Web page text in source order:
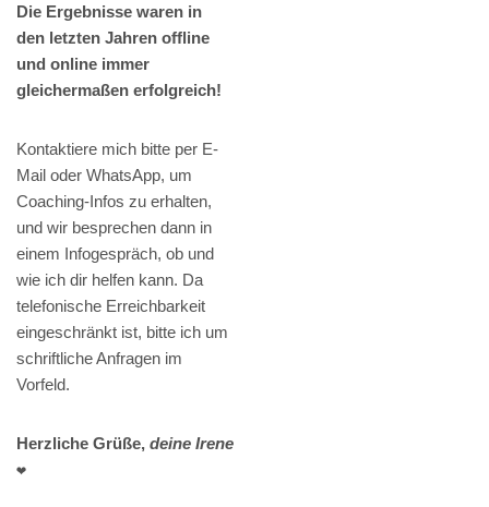
Die Ergebnisse waren in
den letzten Jahren offline
und online immer
gleichermaßen erfolgreich!
Kontaktiere mich bitte per E-
Mail oder WhatsApp, um
Coaching-Infos zu erhalten,
und wir besprechen dann in
einem Infogespräch, ob und
wie ich dir helfen kann. Da
telefonische Erreichbarkeit
eingeschränkt ist, bitte ich um
schriftliche Anfragen im
Vorfeld.
Herzliche Grüße, deine Irene
❤️